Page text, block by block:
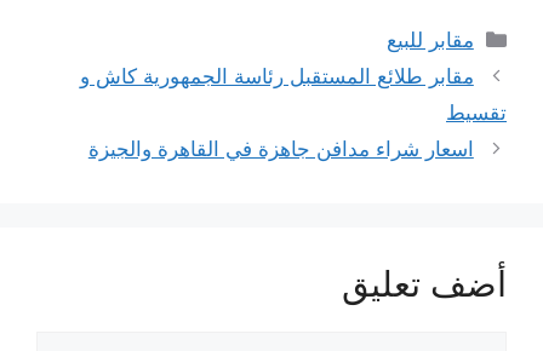
التصنيفات
مقابر للبيع
مقابر طلائع المستقبل رئاسة الجمهورية كاش و
تقسيط
اسعار شراء مدافن جاهزة في القاهرة والجيزة
أضف تعليق